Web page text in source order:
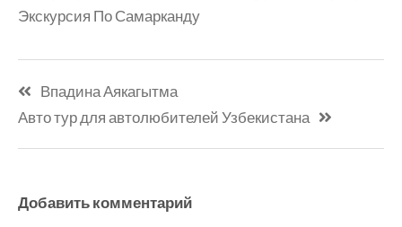
Экскурсия По Самарканду
Впадина Аякагытма
Авто тур для автолюбителей Узбекистана
Добавить комментарий